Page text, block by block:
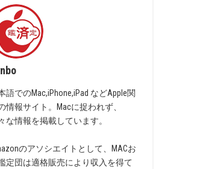
語でのMac,iPhone,iPad などApple関
情報サイト。Macに捉われず、
な情報を掲載しています。
のアソシエイトとして、MACお
定団は適格販売により収入を得て